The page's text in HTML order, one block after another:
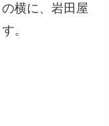
横に、岩田屋
。